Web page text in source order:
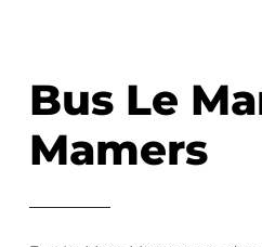
Bus Le
Mamers